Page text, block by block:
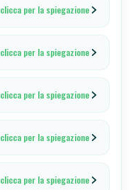
clicca per la spiegazione
clicca per la spiegazione
clicca per la spiegazione
clicca per la spiegazione
clicca per la spiegazione